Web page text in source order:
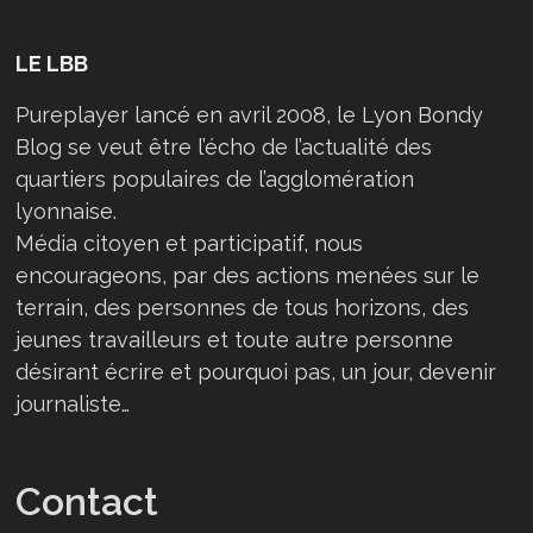
LE LBB
Pureplayer lancé en avril 2008, le Lyon Bondy
Blog se veut être l’écho de l’actualité des
quartiers populaires de l’agglomération
lyonnaise.
Média citoyen et participatif, nous
encourageons, par des actions menées sur le
terrain, des personnes de tous horizons, des
jeunes travailleurs et toute autre personne
désirant écrire et pourquoi pas, un jour, devenir
journaliste…
Contact